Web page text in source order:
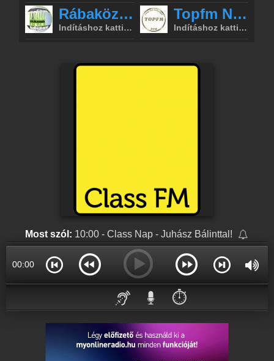
Ágyazd be weboldaladba
Online rádió készítés
Készítés lépésről lépésre
Most szól: 10:00 - Class Nap - Juhász Bálinttal!
00:00
⏱️